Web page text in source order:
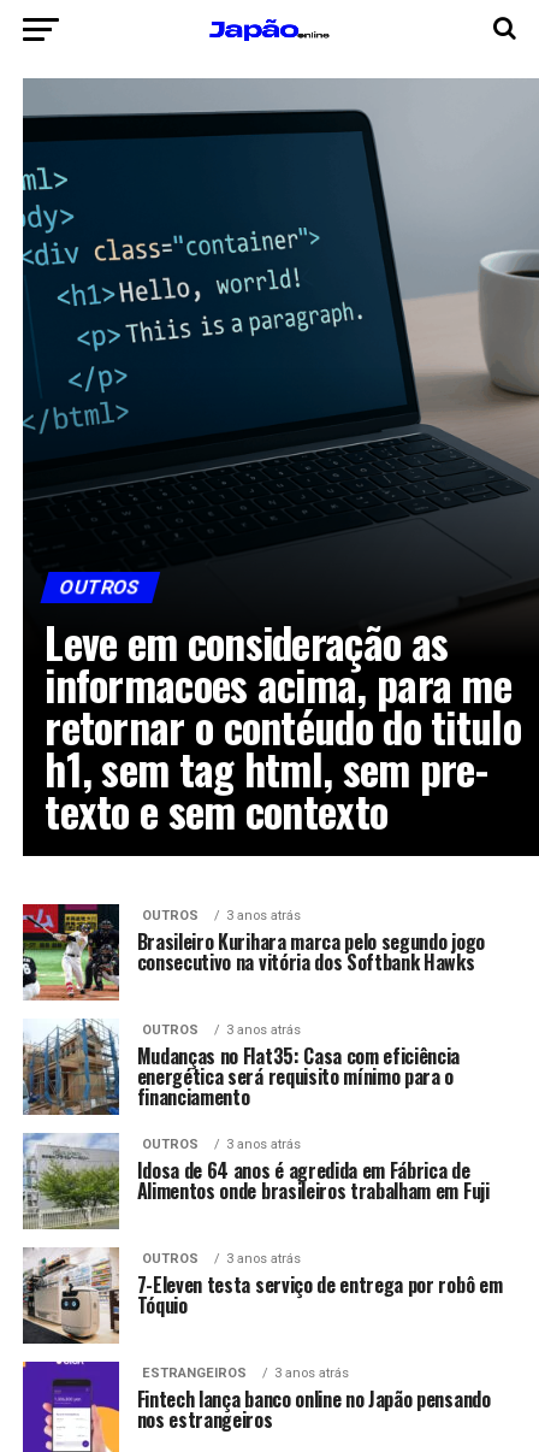
OUTROS
Leve em consideração as
informacoes acima, para me
retornar o contéudo do titulo
h1, sem tag html, sem pre-
texto e sem contexto
OUTROS 3 anos atrás
Brasileiro Kurihara marca pelo segundo jogo
consecutivo na vitória dos Softbank Hawks
OUTROS 3 anos atrás
Mudanças no Flat35: Casa com eficiência
energética será requisito mínimo para o
financiamento
OUTROS 3 anos atrás
Idosa de 64 anos é agredida em Fábrica de
Alimentos onde brasileiros trabalham em Fuji
OUTROS 3 anos atrás
7-Eleven testa serviço de entrega por robô em
Tóquio
ESTRANGEIROS 3 anos atrás
Fintech lança banco online no Japão pensando
nos estrangeiros